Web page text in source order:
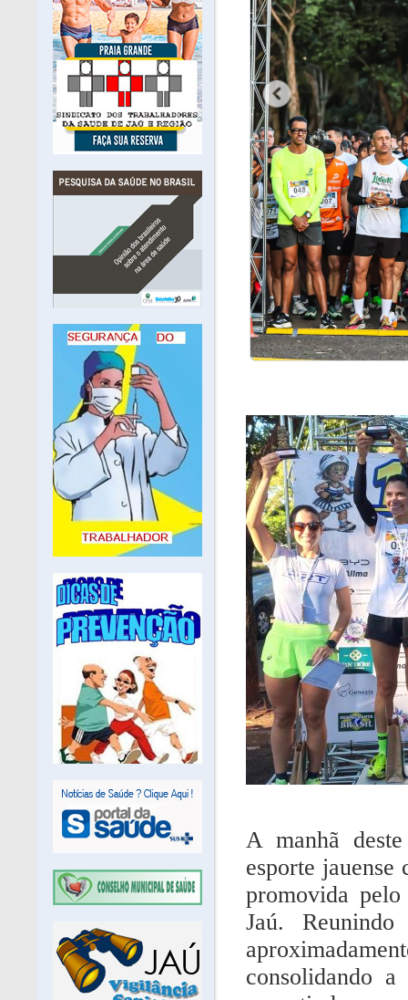
A manhã
esporte
promovida
Jaú.
consolidando